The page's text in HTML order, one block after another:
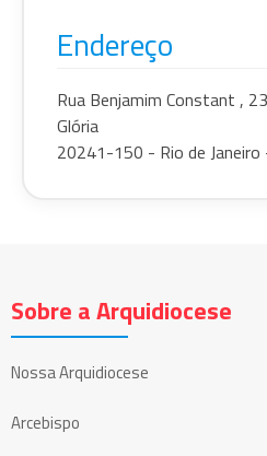
Endereço
Rua Benjamim Constant ,
Glória
20241-150 - Rio de Janeiro
Sobre a Arquidiocese
Nossa Arquidiocese
Arcebispo